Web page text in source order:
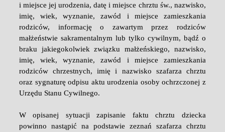
i miejsce jej urodzenia, datę i miejsce chrztu św., nazwisko,
imię, wiek, wyznanie, zawód i miejsce zamieszkania
rodziców, informację o zawartym przez rodziców
małżeństwie sakramentalnym lub tylko cywilnym, bądź o
braku jakiegokolwiek związku małżeńskiego, nazwisko,
imię, wiek, wyznanie, zawód i miejsce zamieszkania
rodziców chrzestnych, imię i nazwisko szafarza chrztu
oraz sygnaturę odpisu aktu urodzenia osoby ochrzczonej z
Urzędu Stanu Cywilnego.
W opisanej sytuacji zapisanie faktu chrztu dziecka
powinno nastąpić na podstawie zeznań szafarza chrztu